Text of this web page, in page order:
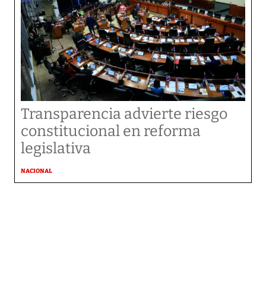
Transparencia advierte riesgo
constitucional en reforma
legislativa
NACIONAL